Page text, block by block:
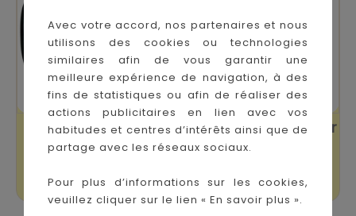
Avec votre accord, nos partenaires et nous
utilisons des cookies ou technologies
similaires afin de vous garantir une
meilleure expérience de navigation, à des
fins de statistiques ou afin de réaliser des
actions publicitaires en lien avec vos
habitudes et centres d’intérêts ainsi que de
partage avec les réseaux sociaux.
Pour plus d’informations sur les cookies,
veuillez cliquer sur le lien « En savoir plus ».
Pare Soleil Twist
Prix
6,90 €
Pare Soleil Enrouleur
Winnie
Prix
14,90 €